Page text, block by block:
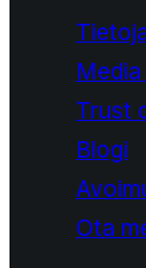
Trust
Blogi
Ota